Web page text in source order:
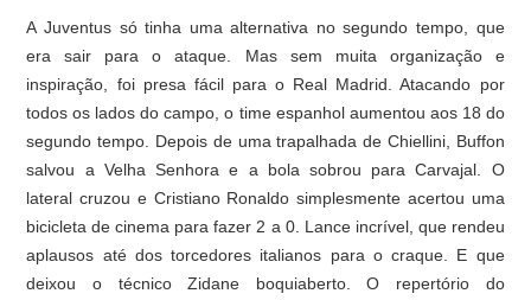
A Juventus só tinha uma alternativa no segundo tempo, que
era sair para o ataque. Mas sem muita organização e
inspiração, foi presa fácil para o Real Madrid. Atacando por
todos os lados do campo, o time espanhol aumentou aos 18 do
segundo tempo. Depois de uma trapalhada de Chiellini, Buffon
salvou a Velha Senhora e a bola sobrou para Carvajal. O
lateral cruzou e Cristiano Ronaldo simplesmente acertou uma
bicicleta de cinema para fazer 2 a 0. Lance incrível, que rendeu
aplausos até dos torcedores italianos para o craque. E que
deixou o técnico Zidane boquiaberto. O repertório do